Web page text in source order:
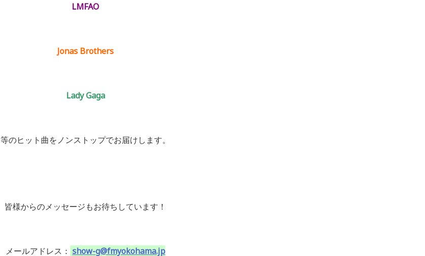
LMFAO
Jonas Brothers
Lady Gaga
等のヒット曲をノンストップでお届けします。
皆様からのメッセージもお待ちしています！
メールアドレス： show-g@fmyokohama.jp